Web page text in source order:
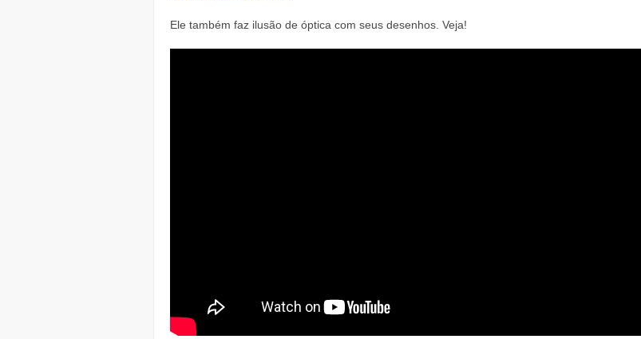
Ele também faz ilusão de óptica com seus desenhos. Veja!